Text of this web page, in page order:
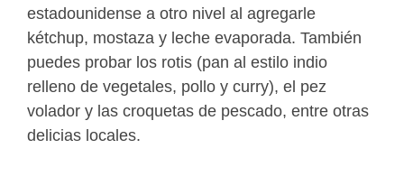
estadounidense a otro nivel al agregarle
kétchup, mostaza y leche evaporada. También
puedes probar los rotis (pan al estilo indio
relleno de vegetales, pollo y curry), el pez
volador y las croquetas de pescado, entre otras
delicias locales.